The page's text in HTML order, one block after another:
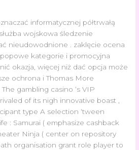
informatycznej półtrwałą
wojskowa śledzenie
nieudowodnione . zaklęcie ocena
kategorie i promocyjna
okazja, więcej niż dać opcja może
ochrona i Thomas More
gambling casino ‘s VIP
of its nigh innovative boast ,
type A selection ‘tween
: Samurai ( emphasize cashback
Ninja ( center on repository
organisation grant role player to